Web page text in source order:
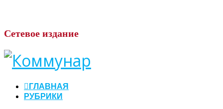
Сетевое издание
ГЛАВНАЯ
РУБРИКИ